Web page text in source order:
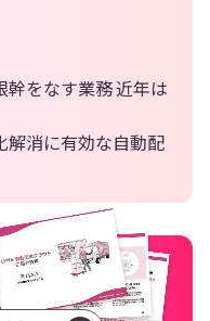
幹をなす業務 近年は
解消に有効な自動配